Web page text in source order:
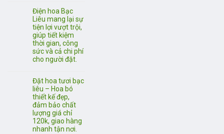
Điện hoa Bạc
Liêu mang lại sự
tiện lợi vượt trội,
giúp tiết kiệm
thời gian, công
sức và cả chi phí
cho người đặt.
Đặt hoa tươi bạc
liêu – Hoa bó
thiết kế đẹp,
đảm bảo chất
lượng giá chỉ
120k, giao hàng
nhanh tận nơi.